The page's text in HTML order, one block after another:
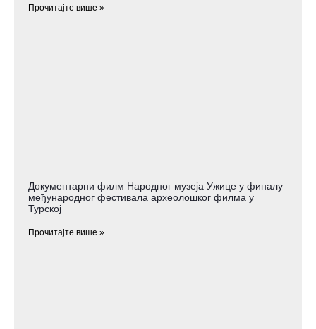
Прочитајте више »
Документарни филм Народног музеја Ужице у финалу
међународног фестивала археолошког филма у
Турској
Прочитајте више »